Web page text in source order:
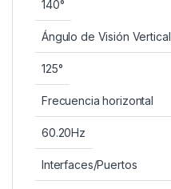
140°
Ángulo de Visión Vertical
125°
Frecuencia horizontal
60.20Hz
Interfaces/Puertos